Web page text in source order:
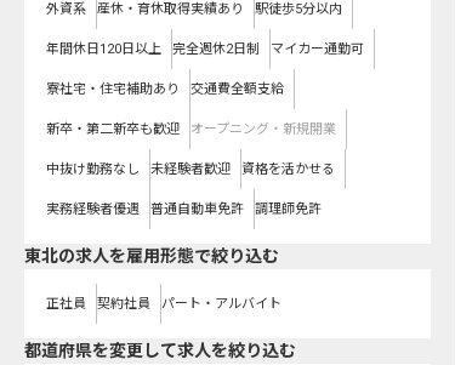
外資系 産休・育休取得実績あり 駅徒歩5分以内
年間休日120日以上 完全週休2日制 マイカー通勤可
寮社宅・住宅補助あり 交通費全額支給
新卒・第二新卒も歓迎 オープニング・新規開業
中抜け勤務なし 未経験者歓迎 資格を活かせる
実務経験者優遇 普通自動車免許 調理師免許
東北の求人を雇用形態で絞り込む
正社員 契約社員 パート・アルバイト
都道府県を変更して求人を絞り込む